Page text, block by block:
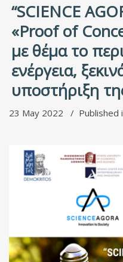
“SCIENCE
«Proof of
με θέμα το
ενέργεια,
υποστήριξη
23 May 2022 Published